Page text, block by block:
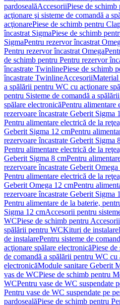
pardosealăAccesoriiPiese de
acţionare şi sisteme de comandă a
acţionarePiese de schimb pentru
încastrat SigmaPiese de schimb
SigmaPentru rezervor încastrat
Pentru rezervor încastrat Omega
de schimb pentru Pentru rezervor
încastrate TwinlinePiese de schimb
încastrate TwinlineAccesoriiMaterial
a spălării pentru WC cu acţionare
pentru Sisteme de comandă a
spălare electronicăPentru alimentare
rezervoare încastrate Geberit Sigma
Pentru alimentare electrică de la
Geberit Sigma 12 cmPentru
rezervoare încastrate Geberit Sigma
Pentru alimentare electrică de la
Geberit Sigma 8 cmPentru
rezervoare încastrate Geberit
Pentru alimentare electrică de la
Geberit Omega 12 cmPentru
rezervoare încastrate Geberit Sigma
Pentru alimentare de la baterie,
Sigma 12 cmAccesorii pentru
WCPiese de schimb pentru
spălării pentru WCKituri de instalare
de instalarePentru sisteme de
acţionare spălare electronicăPiese
de comandă a spălării pentru WC cu
electronicăModule sanitare Geberit
vas de WCPiese de schimb pentru
WCPentru vase de WC suspendate
Pentru vase de WC suspendate pe
pardosealăPiese de schimb pentru